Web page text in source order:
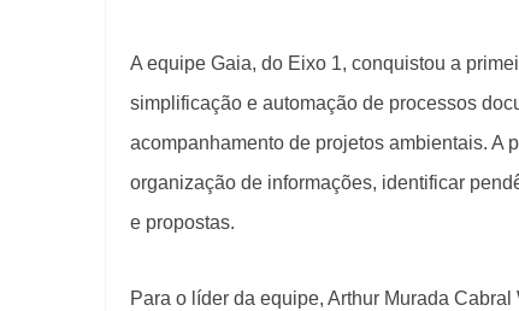
A equipe Gaia, do Eixo 1, conquistou a
simplificação e automação de processos
acompanhamento de projetos ambientais. A
organização de informações, identificar
e propostas.
Para o líder da equipe, Arthur Murada